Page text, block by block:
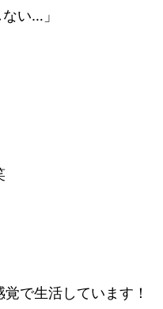
い…」
で生活しています！